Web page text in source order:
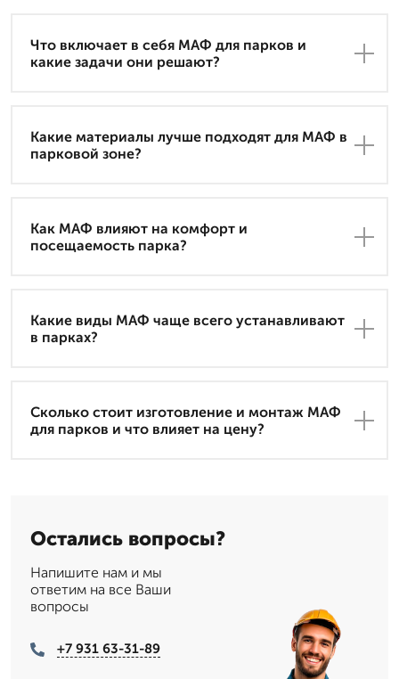
Что включает в себя МАФ для парков и
какие задачи они решают?
Какие материалы лучше подходят для МАФ в
парковой зоне?
Как МАФ влияют на комфорт и
посещаемость парка?
Какие виды МАФ чаще всего устанавливают
в парках?
Сколько стоит изготовление и монтаж МАФ
для парков и что влияет на цену?
Остались вопросы?
Напишите нам и мы
ответим на все Ваши
вопросы
+7 931 63-31-89